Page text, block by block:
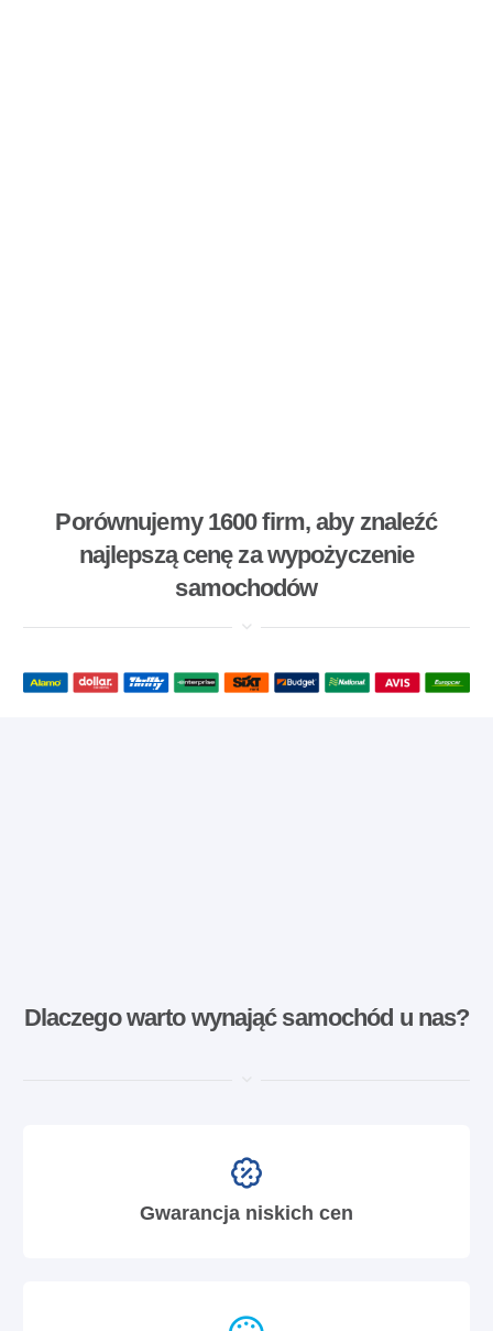
Porównujemy 1600 firm, aby znaleźć
najlepszą cenę za wypożyczenie
samochodów
Dlaczego warto wynająć samochód u nas?
Gwarancja niskich cen